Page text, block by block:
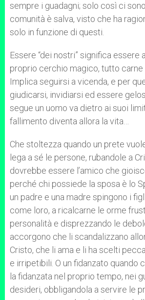
sempre i guadagni; solo così ci
comunità è salva, visto che ha
solo in funzione di questi.
Essere “dei nostri” significa essere
proprio cerchio magico, tutto carne
Implica seguirsi a vicenda, e per
giudicarsi, invidiarsi ed essere
segue un uomo va dietro ai suoi
fallimento diventa allora la vita…
Che stoltezza quando un prete
lega a sé le persone, rubandole a
dovrebbe essere l’amico che
perché chi possiede la sposa è lo
un padre e una madre spingono i
come loro, a ricalcarne le orme
personalità e disprezzando le
accorgono che li scandalizzano
Cristo, che li ama e li ha scelti
e irripetibili. O un fidanzato quando
la fidanzata nel proprio tempo, nei
desideri, obbligandola a servire le